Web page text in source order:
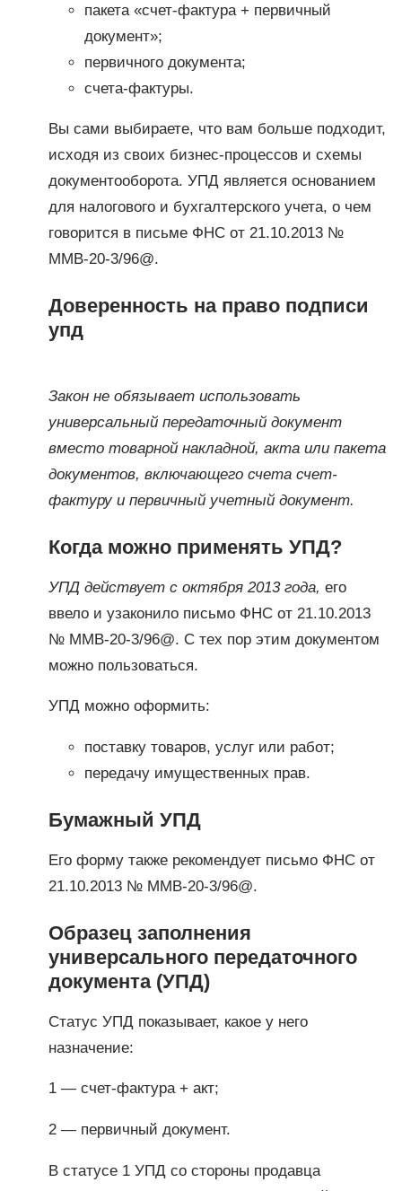
пакета «счет-фактура + первичный
документ»;
первичного документа;
счета-фактуры.
Вы сами выбираете, что вам больше подходит,
исходя из своих бизнес-процессов и схемы
документооборота. УПД является основанием
для налогового и бухгалтерского учета, о чем
говорится в письме ФНС от 21.10.2013 №
ММВ-20-3/96@.
Доверенность на право подписи
упд
Закон не обязывает использовать
универсальный передаточный документ
вместо товарной накладной, акта или пакета
документов, включающего счета счет-
фактуру и первичный учетный документ.
Когда можно применять УПД?
УПД действует с октября 2013 года, его
ввело и узаконило письмо ФНС от 21.10.2013
№ ММВ-20-3/96@. С тех пор этим документом
можно пользоваться.
УПД можно оформить:
поставку товаров, услуг или работ;
передачу имущественных прав.
Бумажный УПД
Его форму также рекомендует письмо ФНС от
21.10.2013 № ММВ-20-3/96@.
Образец заполнения
универсального передаточного
документа (УПД)
Статус УПД показывает, какое у него
назначение:
1 — счет-фактура + акт;
2 — первичный документ.
В статусе 1 УПД со стороны продавца